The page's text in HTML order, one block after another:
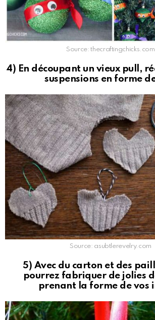
Source: thecraftingchicks.com
4) En découpant un vieux pull,
suspensions en forme
Source: asubtlerevelry.com
5) Avec du carton et des
pourrez fabriquer de jolies
prenant la forme de vos